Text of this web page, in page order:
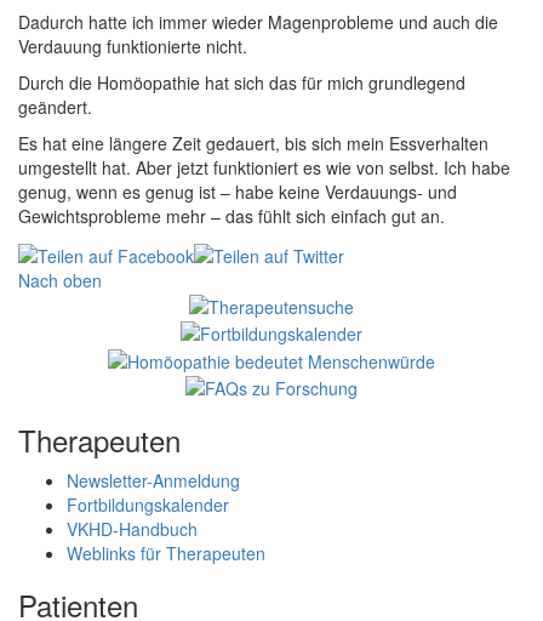
Dadurch hatte ich immer wieder Magenprobleme und auch die
Verdauung funktionierte nicht.
Durch die Homöopathie hat sich das für mich grundlegend
geändert.
Es hat eine längere Zeit gedauert, bis sich mein Essverhalten
umgestellt hat. Aber jetzt funktioniert es wie von selbst. Ich habe
genug, wenn es genug ist – habe keine Verdauungs- und
Gewichtsprobleme mehr – das fühlt sich einfach gut an.
Nach oben
Therapeuten
Newsletter-Anmeldung
Fortbildungskalender
VKHD-Handbuch
Weblinks für Therapeuten
Patienten